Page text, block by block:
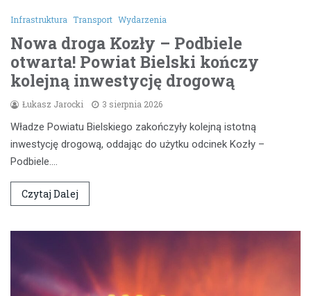
Infrastruktura Transport Wydarzenia
Nowa droga Kozły – Podbiele
otwarta! Powiat Bielski kończy
kolejną inwestycję drogową
Łukasz Jarocki 3 sierpnia 2026
Władze Powiatu Bielskiego zakończyły kolejną istotną
inwestycję drogową, oddając do użytku odcinek Kozły –
Podbiele.…
Czytaj Dalej